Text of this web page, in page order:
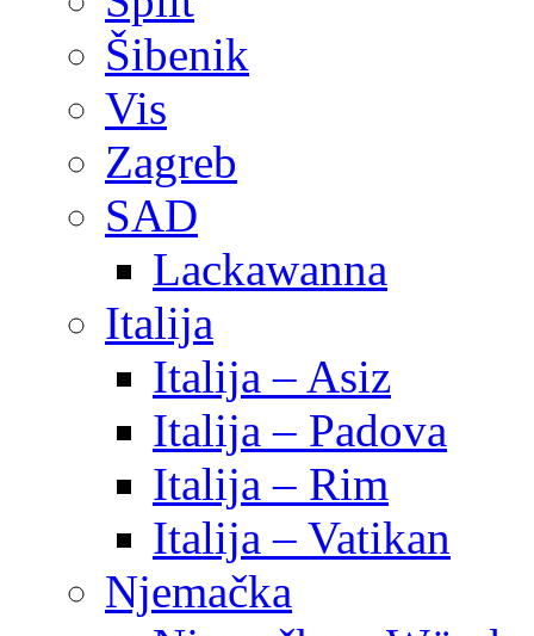
Šibenik
Vis
Zagreb
SAD
Lackawanna
Italija
Italija – Asiz
Italija – Padova
Italija – Rim
Italija – Vatikan
Njemačka